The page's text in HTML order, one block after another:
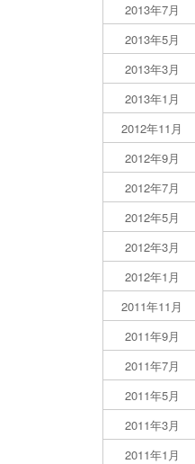
2013年7月
2013年5月
2013年3月
2013年1月
2012年11月
2012年9月
2012年7月
2012年5月
2012年3月
2012年1月
2011年11月
2011年9月
2011年7月
2011年5月
2011年3月
2011年1月